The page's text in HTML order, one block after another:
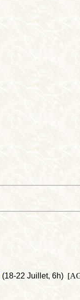
(18-22 Juillet, 6h)